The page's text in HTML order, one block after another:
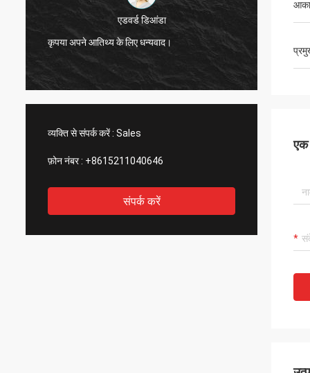
एडवर्ड डिआंडा
कृपया अपने आतिथ्य के लिए धन्यवाद।
व्यक्ति से संपर्क करें : Sales
फ़ोन नंबर : +8615211040646
संपर्क करें
एक